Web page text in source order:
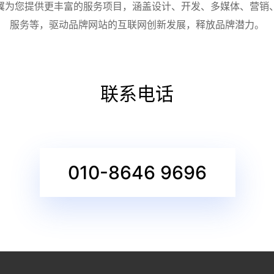
为您提供更丰富的服务项目，涵盖设计、开发、多媒体、营销
服务等，驱动品牌网站的互联网创新发展，释放品牌潜力。
联系电话
010-8646 9696